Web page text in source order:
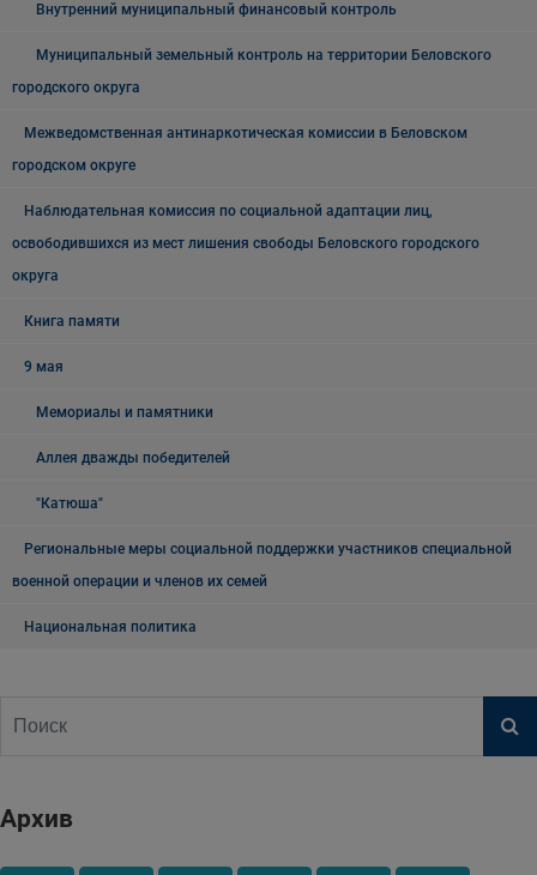
Внутренний муниципальный финансовый контроль
Муниципальный земельный контроль на территории Беловского
городского округа
Межведомственная антинаркотическая комиссии в Беловском
городском округе
Наблюдательная комиссия по социальной адаптации лиц,
освободившихся из мест лишения свободы Беловского городского
округа
Книга памяти
9 мая
Мемориалы и памятники
Аллея дважды победителей
"Катюша"
Региональные меры социальной поддержки участников специальной
военной операции и членов их семей
Национальная политика
Архив